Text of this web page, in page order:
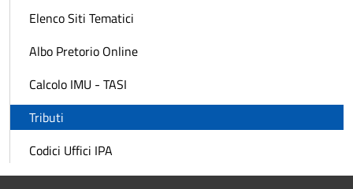
Elenco Siti Tematici
Albo Pretorio Online
Calcolo IMU - TASI
Tributi
Codici Uffici IPA